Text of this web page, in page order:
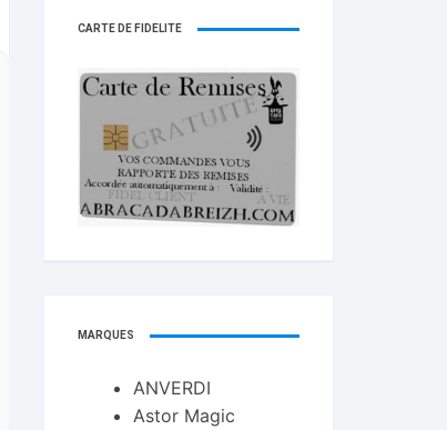
CARTE DE FIDELITÉ
MARQUES
ANVERDI
Astor Magic